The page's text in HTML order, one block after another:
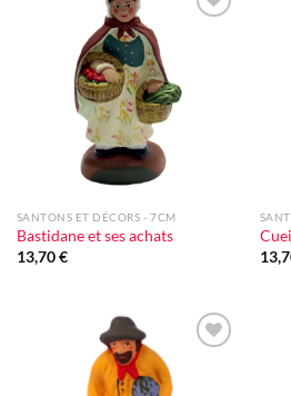
SANTONS ET DÉCORS - 7CM
Bastidane et ses achats
13,70€